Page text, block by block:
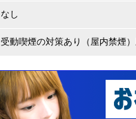
なし
受動喫煙の対策あり（屋内禁煙